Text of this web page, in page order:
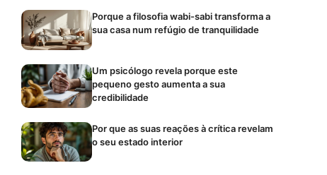
Porque a filosofia wabi-sabi transforma a
sua casa num refúgio de tranquilidade
Um psicólogo revela porque este
pequeno gesto aumenta a sua
credibilidade
Por que as suas reações à crítica revelam
o seu estado interior